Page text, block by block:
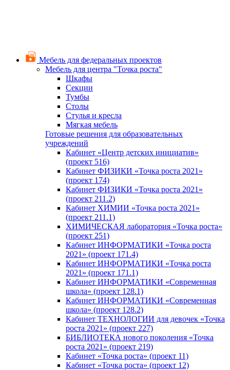
Мебель для федеральных проектов
Мебель для центра "Точка роста"
Шкафы
Секции
Тумбы
Столы
Стулья и кресла
Мягкая мебель
Готовые решения для образовательных
учреждений
Кабинет «Центр детских инициатив»
(проект 516)
Кабинет ФИЗИКИ «Точка роста 2021»
(проект 174)
Кабинет ФИЗИКИ «Точка роста 2021»
(проект 211.2)
Кабинет ХИМИИ «Точка роста 2021»
(проект 211.1)
ХИМИЧЕСКАЯ лаборатория «Точка роста»
(проект 251)
Кабинет ИНФОРМАТИКИ «Точка роста
2021» (проект 171.4)
Кабинет ИНФОРМАТИКИ «Точка роста
2021» (проект 171.1)
Кабинет ИНФОРМАТИКИ «Современная
школа» (проект 128.1)
Кабинет ИНФОРМАТИКИ «Современная
школа» (проект 128.2)
Кабинет ТЕХНОЛОГИИ для девочек «Точка
роста 2021» (проект 227)
БИБЛИОТЕКА нового поколения «Точка
роста 2021» (проект 219)
Кабинет «Точка роста» (проект 11)
Кабинет «Точка роста» (проект 12)